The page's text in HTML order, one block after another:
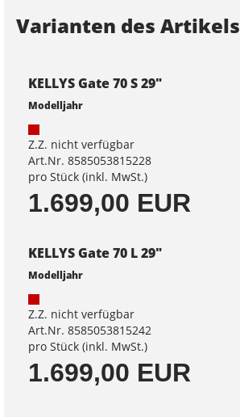
Varianten des Artikels
KELLYS Gate 70 S 29"
Modelljahr
Z.Z. nicht verfügbar
Art.Nr. 8585053815228
pro Stück (inkl. MwSt.)
1.699,00 EUR
KELLYS Gate 70 L 29"
Modelljahr
Z.Z. nicht verfügbar
Art.Nr. 8585053815242
pro Stück (inkl. MwSt.)
1.699,00 EUR